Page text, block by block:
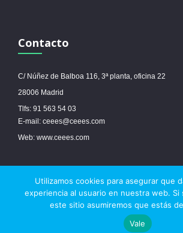
Contacto
C/ Núñez de Balboa 116, 3ª planta, oficina 22
28006 Madrid
Tlfs: 91 563 54 03
E-mail: ceees@ceees.com
Web: www.ceees.com
© 2017 Ceees - Sitio web desarrollado por espa.es-
Utilizamos cookies para asegurar que
experiencia al usuario en nuestra web. Si
este sitio asumiremos que estás
Vale